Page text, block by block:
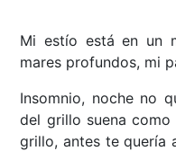
Mi estío está en un
mares profundos, mi
Insomnio, noche no
del grillo suena
grillo, antes te quería